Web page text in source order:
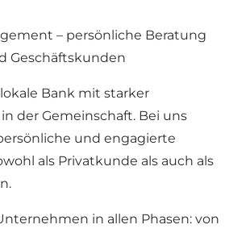
– persönliche Beratung
Geschäftskunden
Bank mit starker
der Gemeinschaft. Bei uns
und engagierte
als Privatkunde als auch als
in allen Phasen: von